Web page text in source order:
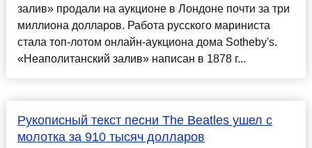
залив» продали на аукционе в Лондоне почти за три
миллиона долларов. Работа русского мариниста
стала топ-лотом онлайн-аукциона дома Sotheby's.
«Неаполитанский залив» написан в 1878 г...
Рукописный текст песни The Beatles ушел с
молотка за 910 тысяч долларов